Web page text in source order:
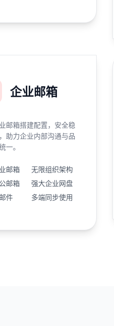
企业邮箱
邮箱搭建配置，安全稳
助力企业内部沟通与品
一。
邮箱
无限组织架构
邮箱
强大企业网盘
件
多端同步使用